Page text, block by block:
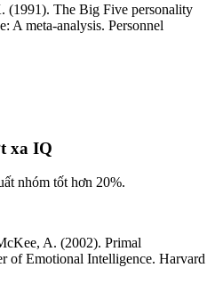
The Big Five personality
A meta-analysis. Personnel
xa IQ
nhóm tốt hơn 20%.
A. (2002). Primal
of Emotional Intelligence. Harvard